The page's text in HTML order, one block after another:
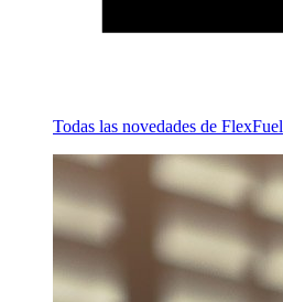
Todas las novedades de FlexFuel